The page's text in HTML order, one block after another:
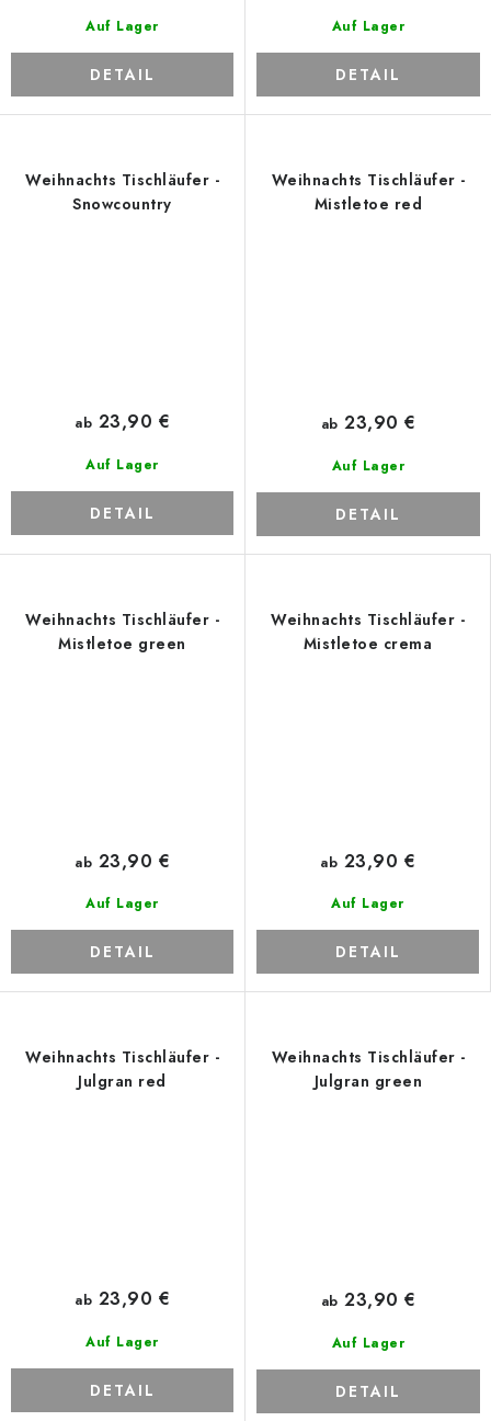
Auf Lager
DETAIL
Auf Lager
DETAIL
Weihnachts Tischläufer -
Snowcountry
Auf Lager
ab 23,90 €
DETAIL
Weihnachts Tischläufer -
Mistletoe red
Auf Lager
ab 23,90 €
DETAIL
Weihnachts Tischläufer -
Mistletoe green
Auf Lager
ab 23,90 €
DETAIL
Weihnachts Tischläufer -
Mistletoe crema
Auf Lager
ab 23,90 €
DETAIL
Weihnachts Tischläufer -
Julgran red
Auf Lager
ab 23,90 €
DETAIL
Weihnachts Tischläufer -
Julgran green
Auf Lager
ab 23,90 €
DETAIL